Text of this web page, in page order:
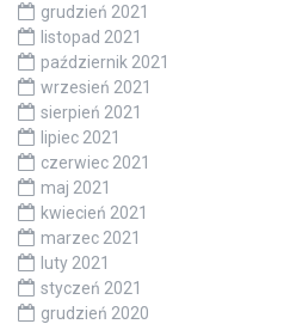
grudzień 2021
listopad 2021
październik 2021
wrzesień 2021
sierpień 2021
lipiec 2021
czerwiec 2021
maj 2021
kwiecień 2021
marzec 2021
luty 2021
styczeń 2021
grudzień 2020